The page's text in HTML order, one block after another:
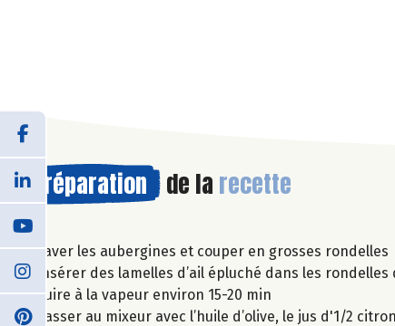
Préparation de la recette
Laver les aubergines et couper en grosses rondelles
Insérer des lamelles d’ail épluché dans les rondelles
Cuire à la vapeur environ 15-20 min
Passer au mixeur avec l’huile d’olive, le jus d'1/2